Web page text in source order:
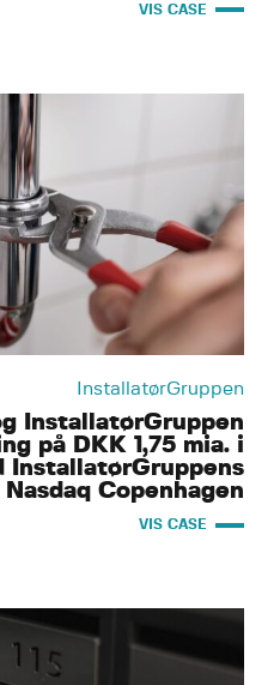
VIS CASE
InstallatørGruppen
InstallatørGruppen
på DKK 1,75 mia. i
InstallatørGruppens
Copenhagen
VIS CASE